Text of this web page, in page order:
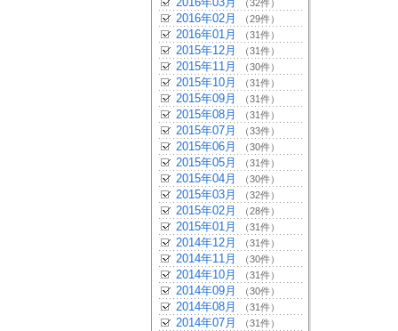
（32件）
2016年02月 （29件）
2016年01月 （31件）
2015年12月 （31件）
2015年11月 （30件）
2015年10月 （31件）
2015年09月 （31件）
2015年08月 （31件）
2015年07月 （33件）
2015年06月 （30件）
2015年05月 （31件）
2015年04月 （30件）
2015年03月 （32件）
2015年02月 （28件）
2015年01月 （31件）
2014年12月 （31件）
2014年11月 （30件）
2014年10月 （31件）
2014年09月 （30件）
2014年08月 （31件）
2014年07月 （31件）